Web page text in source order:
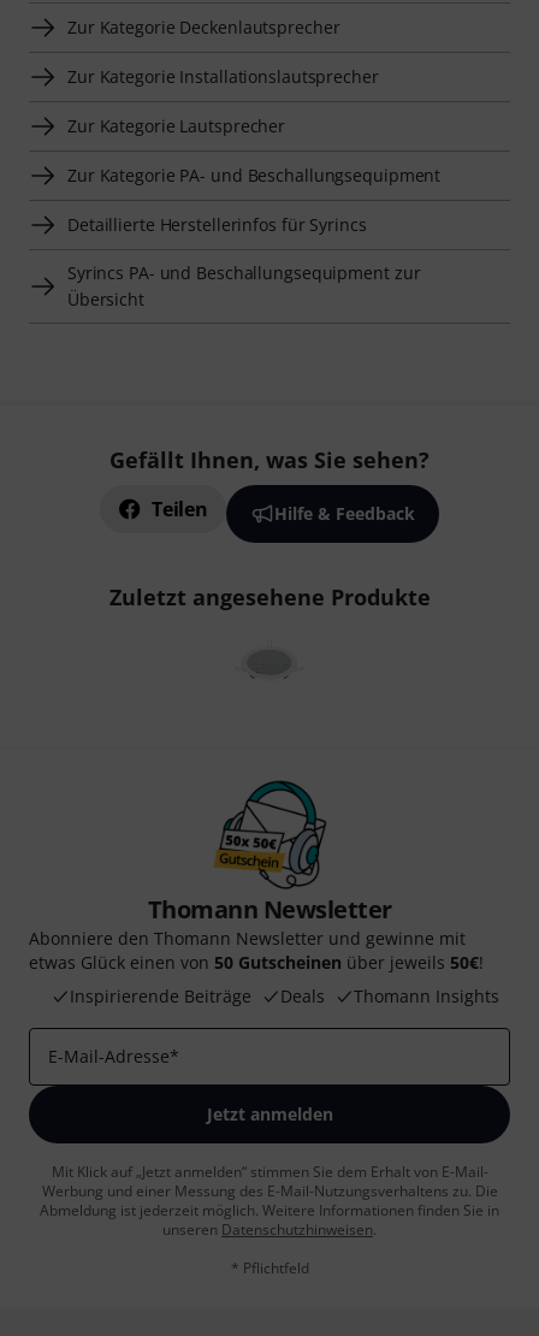
Zur Kategorie Deckenlautsprecher
Zur Kategorie Installationslautsprecher
Zur Kategorie Lautsprecher
Zur Kategorie PA- und Beschallungsequipment
Detaillierte Herstellerinfos für Syrincs
Syrincs PA- und Beschallungsequipment zur
Übersicht
Gefällt Ihnen, was Sie sehen?
Teilen Hilfe & Feedback
Zuletzt angesehene Produkte
Thomann Newsletter
Abonniere den Thomann Newsletter und gewinne mit
etwas Glück einen von 50 Gutscheinen über jeweils 50€!
Inspirierende Beiträge
Deals Thomann Insights
E-Mail-Adresse*
Jetzt anmelden
Mit Klick auf „Jetzt anmelden“ stimmen Sie dem Erhalt von E-Mail-
Werbung und einer Messung des E-Mail-Nutzungsverhaltens zu. Die
Abmeldung ist jederzeit möglich. Weitere Informationen finden Sie in
unseren Datenschutzhinweisen.
* Pflichtfeld